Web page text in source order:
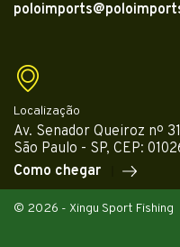
Localização
Av. Senador Queiroz nº
São Paulo - SP, CEP:
Como chegar
© 2026 - Xingu Sport Fishing